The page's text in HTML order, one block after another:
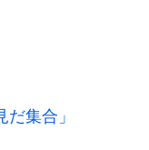
集合」